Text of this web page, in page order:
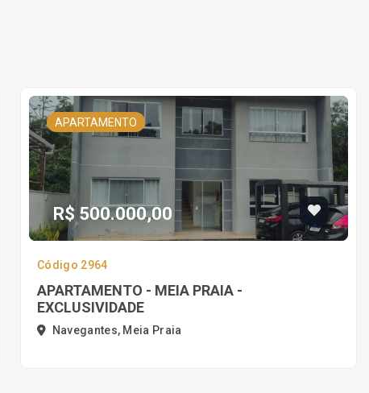
APARTAMENTO
R$ 500.000,00
Código 2964
APARTAMENTO - MEIA PRAIA -
EXCLUSIVIDADE
Navegantes, Meia Praia